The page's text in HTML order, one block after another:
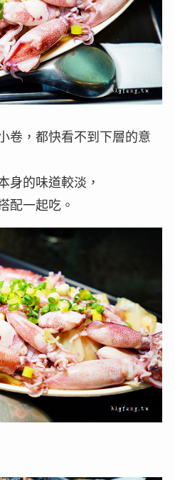
卷，都快看不到下層的意
身的味道較淡，
配一起吃。